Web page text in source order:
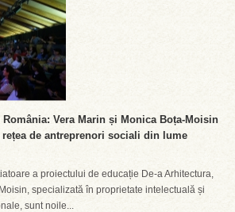
Vera Marin și Monica Boța-Moisin
de antreprenori sociali din lume
a proiectului de educație De-a Arhitectura,
specializată în proprietate intelectuală și
sunt noile...